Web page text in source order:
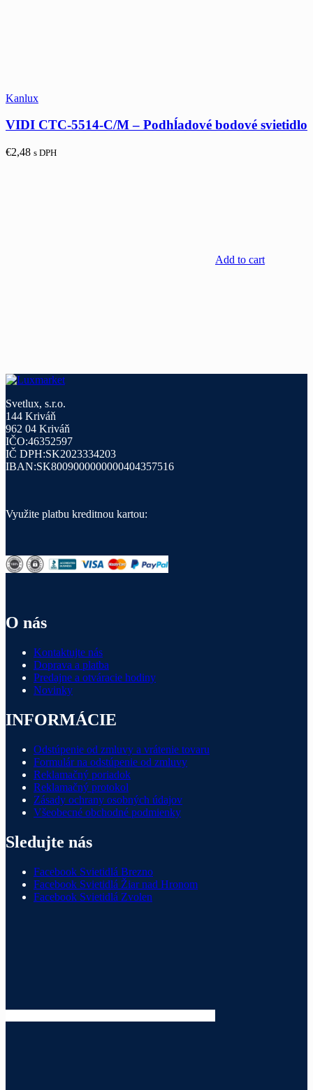
Kanlux
VIDI CTC-5514-C/M – Podhĺadové bodové svietidlo
€2,48 s DPH
Add to cart
Svetlux, s.r.o.
144 Kriváň
962 04 Kriváň
IČO:46352597
IČ DPH:SK2023334203
IBAN:SK8009000000000404357516
Využite platbu kreditnou kartou:
O nás
Kontaktujte nás
Doprava a platba
Predajne a otváracie hodiny
Novinky
INFORMÁCIE
Odstúpenie od zmluvy a vrátenie tovaru
Formulár na odstúpenie od zmluvy
Reklamačný poriadok
Reklamačný protokol
Zásady ochrany osobných údajov
Všeobecné obchodné podmienky
Sledujte nás
Facebook Svietidlá Brezno
Facebook Svietidlá Žiar nad Hronom
Facebook Svietidlá Zvolen